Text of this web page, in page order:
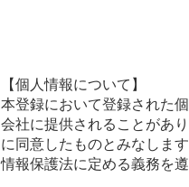
【個人情報について】
本登録において登録された
会社に提供されることがあ
に同意したものとみなしま
情報保護法に定める義務を